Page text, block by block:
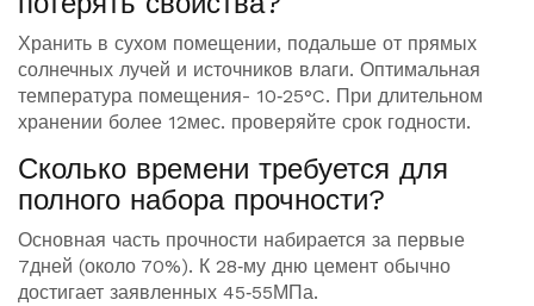
Хранить в сухом помещении, подальше от прямых
солнечных лучей и источников влаги. Оптимальная
температура помещения- 10‑25°C. При длительном
хранении более 12мес. проверяйте срок годности.
Сколько времени требуется для
полного набора прочности?
Основная часть прочности набирается за первые
7дней (около 70%). К 28‑му дню цемент обычно
достигает заявленных 45‑55МПа.